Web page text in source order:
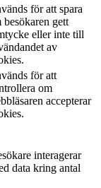
för att spara
besökaren gett
eller inte till
av
för att
om
accepterar
interagerar
data kring antal